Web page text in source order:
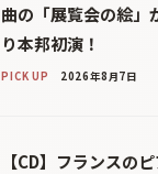
曲の「展覧会の絵」
り本邦初演！
PICK UP 2026年8月7日
【CD】フランスの